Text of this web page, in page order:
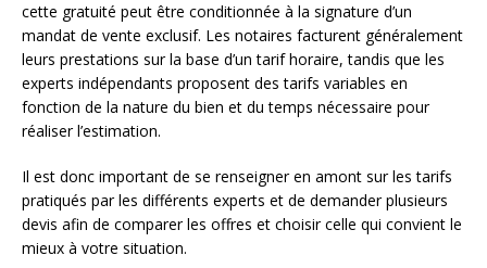
cette gratuité peut être conditionnée à la signature d’un
mandat de vente exclusif. Les notaires facturent généralement
leurs prestations sur la base d’un tarif horaire, tandis que les
experts indépendants proposent des tarifs variables en
fonction de la nature du bien et du temps nécessaire pour
réaliser l’estimation.
Il est donc important de se renseigner en amont sur les tarifs
pratiqués par les différents experts et de demander plusieurs
devis afin de comparer les offres et choisir celle qui convient le
mieux à votre situation.